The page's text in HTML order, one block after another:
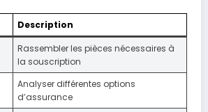
Description
Rassembler les pièces nécessaires à
la souscription
Analyser différentes options
d’assurance